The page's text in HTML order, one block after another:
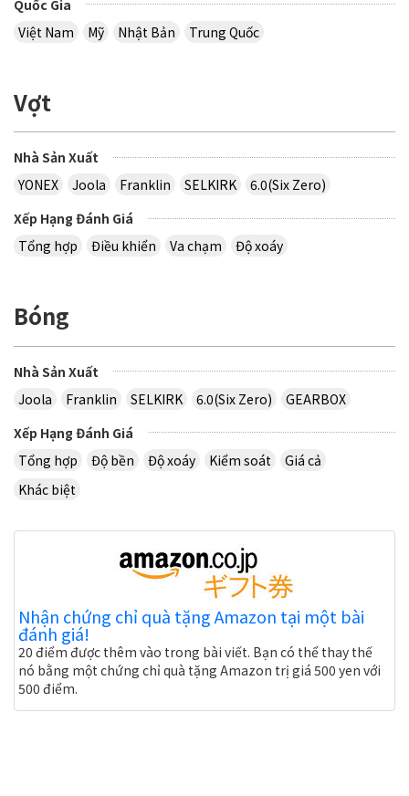
Quốc Gia
Việt Nam
Mỹ Nhật Bản Trung Quốc
Vợt
Nhà Sản Xuất
YONEX
Joola Franklin SELKIRK
6.0(Six Zero)
Xếp Hạng Đánh Giá
Tổng hợp
Điều khiển Va chạm Độ xoáy
Bóng
Nhà Sản Xuất
Joola
Franklin SELKIRK 6.0(Six Zero)
GEARBOX
Xếp Hạng Đánh Giá
Tổng hợp
Độ bền Độ xoáy Kiểm soát
Giá cả
Khác biệt
Nhận chứng chỉ quà tặng Amazon tại một bài
đánh giá!
20 điểm được thêm vào trong bài viết. Bạn có thể thay thế
nó bằng một chứng chỉ quà tặng Amazon trị giá 500 yen với
500 điểm.